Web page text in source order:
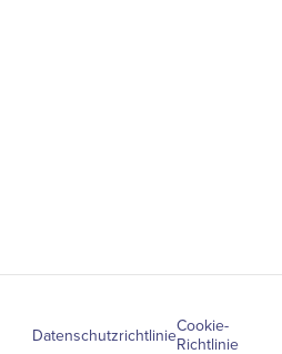
DatenschutzrichtlinieCookie-
Richtlinie